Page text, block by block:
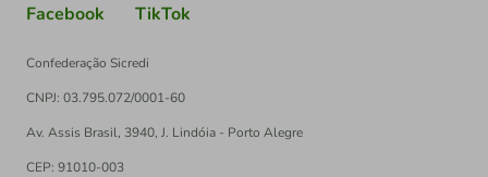
Facebook TikTok
Confederação Sicredi
CNPJ: 03.795.072/0001-60
Av. Assis Brasil, 3940, J. Lindóia - Porto Alegre
CEP: 91010-003